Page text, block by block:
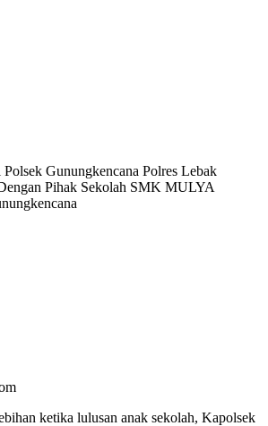
Gunungkencana Polres Lebak
Pihak Sekolah SMK MULYA
ketika lulusan anak sekolah, Kapolsek